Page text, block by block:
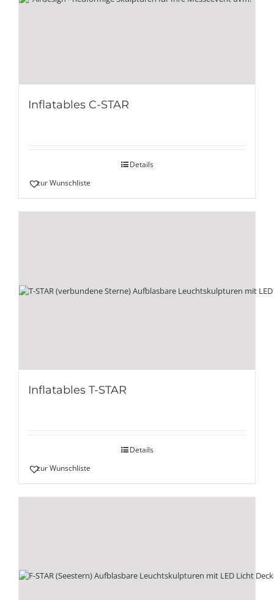
Inflatables C-STAR
Details
zur Wunschliste
Inflatables T-STAR
Details
zur Wunschliste